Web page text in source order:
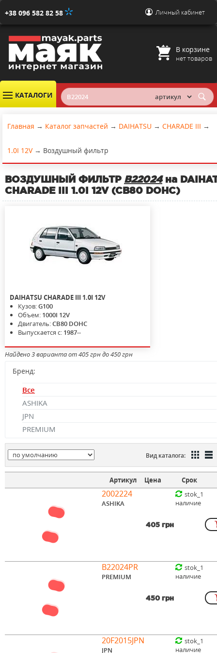
+38 096 582 82 58 Личный кабинет
В корзине
нет товаров
КАТАЛОГИ
Главная → Каталог запчастей → DAIHATSU → CHARADE III →
1.0I 12V → Воздушный фильтр
ВОЗДУШНЫЙ ФИЛЬТР B22024на
CHARADE III 1.0I 12V (CB80 DOHC)
DAIHATSU CHARADE III 1.0I 12V
Кузов:G100
Объем: 1000I 12V
Двигатель:CB80 DOHC
Выпускается с: 1987--
Найдено 3 варианта от 405 грн до 450 грн
Бренд:
Все
ASHIKA
JPN
PREMIUM
Вид каталога:
Артикул Цена Срок
2002224
ASHIKA
405 грн
stok_1
наличие
B22024PR
PREMIUM
450 грн
stok_1
наличие
20F2015JPN
JPN
stok_1
наличие